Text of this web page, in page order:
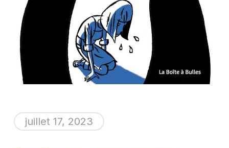
juillet 17, 2023